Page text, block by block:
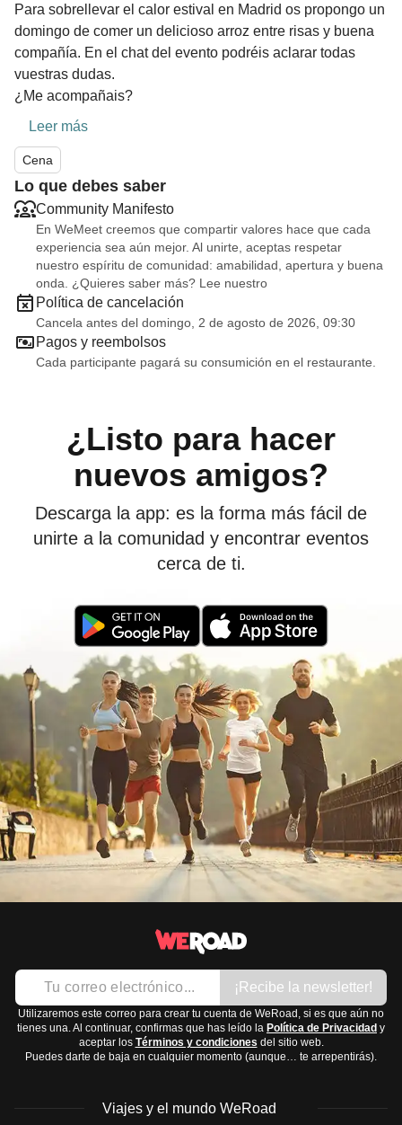
Para sobrellevar el calor estival en Madrid os propongo un
domingo de comer un delicioso arroz entre risas y buena
compañía. En el chat del evento podréis aclarar todas
vuestras dudas.
¿Me acompañais?
Leer más
Cena
Lo que debes saber
Community Manifesto
En WeMeet creemos que compartir valores hace que cada
experiencia sea aún mejor. Al unirte, aceptas respetar
nuestro espíritu de comunidad: amabilidad, apertura y buena
onda. ¿Quieres saber más? Lee nuestro
Política de cancelación
Cancela antes del domingo, 2 de agosto de 2026, 09:30
Pagos y reembolsos
Cada participante pagará su consumición en el restaurante.
¿Listo para hacer
nuevos amigos?
Descarga la app: es la forma más fácil de
unirte a la comunidad y encontrar eventos
cerca de ti.
¡Recibe la newsletter!
Utilizaremos este correo para crear tu cuenta de WeRoad, si es que aún no
tienes una. Al continuar, confirmas que has leído la Política de Privacidad y
aceptar los Términos y condiciones del sitio web.
Puedes darte de baja en cualquier momento (aunque… te arrepentirás).
Viajes y el mundo WeRoad